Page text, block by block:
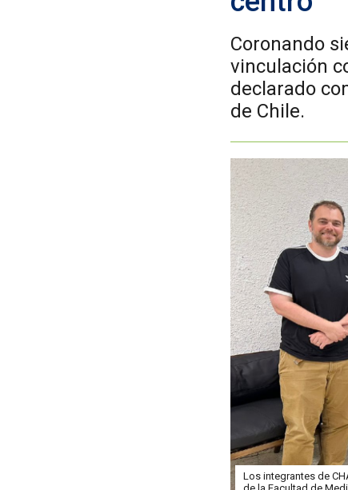
Coronando
vinculación
declarado
de Chile.
Los integrantes de